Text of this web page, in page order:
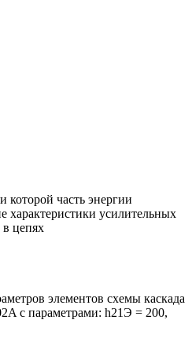
часть энергии
характеристики усилительных
цепях
элементов схемы каскада
с параметрами: h21Э = 200,